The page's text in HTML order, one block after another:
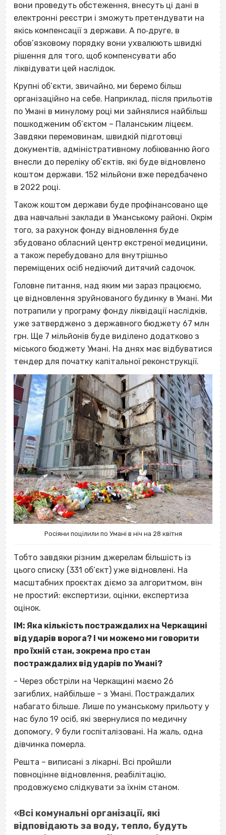
вони проведуть обстеження, внесуть ці дані в
електронні реєстри і зможуть претендувати на
якісь компенсації з держави. А по‐друге, в
обов’язковому порядку вони ухвалюють швидкі
рішення для того, щоб компенсувати або
ліквідувати цей наслідок.
Крупні об’єкти, звичайно, ми беремо більш
організаційно на себе. Наприклад, після прильотів
по Умані в минулому році ми зайнялися найбільш
пошкодженим об’єктом – Паланським ліцеєм.
Завдяки перемовинам, швидкій підготовці
документів, адміністративному лобіюванню його
внесли до переліку об’єктів, які буде відновлено
коштом держави. 152 мільйони вже передбачено
в 2022 році.
Також коштом держави буде профінансовано ще
два навчальні заклади в Уманському районі. Окрім
того, за рахунок фонду відновлення буде
збудовано обласний центр екстреної медицини,
а також перебудовано для внутрішньо
переміщених осіб недіючий дитячий садочок.
Головне питання, над яким ми зараз працюємо,
це відновлення зруйнованого будинку в Умані. Ми
потрапили у програму фонду ліквідації наслідків,
уже затверджено з державного бюджету 67 млн
грн. Ще 7 мільйонів буде виділено додатково з
міського бюджету Умані. На днях має відбуватися
тендер для початку капітальної реконструкції.
Росіяни поцілили по Умані в ніч на 28 квітня
Тобто завдяки різним джерелам більшість із
цього списку (331 об’єкт) уже відновлені. На
масштабних проєктах діємо за алгоритмом, він
не простий: експертизи, оцінки, експертиза
оцінок.
ІМ: Яка кількість постраждалих на Черкащині
від ударів ворога? І чи можемо ми говорити
про їхній стан, зокрема про стан
постраждалих від ударів по Умані?
- Через обстріли на Черкащині маємо 26
загиблих, найбільше – з Умані. Постраждалих
набагато більше. Лише по уманському прильоту у
нас було 19 осіб, які звернулися по медичну
допомогу, 9 були госпіталізовані. На жаль, одна
дівчинка померла.
Решта – виписані з лікарні. Всі пройшли
повноцінне відновлення, реабілітацію,
продовжуємо слідкувати за їхнім станом.
«Всі комунальні організації, які
відповідають за воду, тепло, будуть